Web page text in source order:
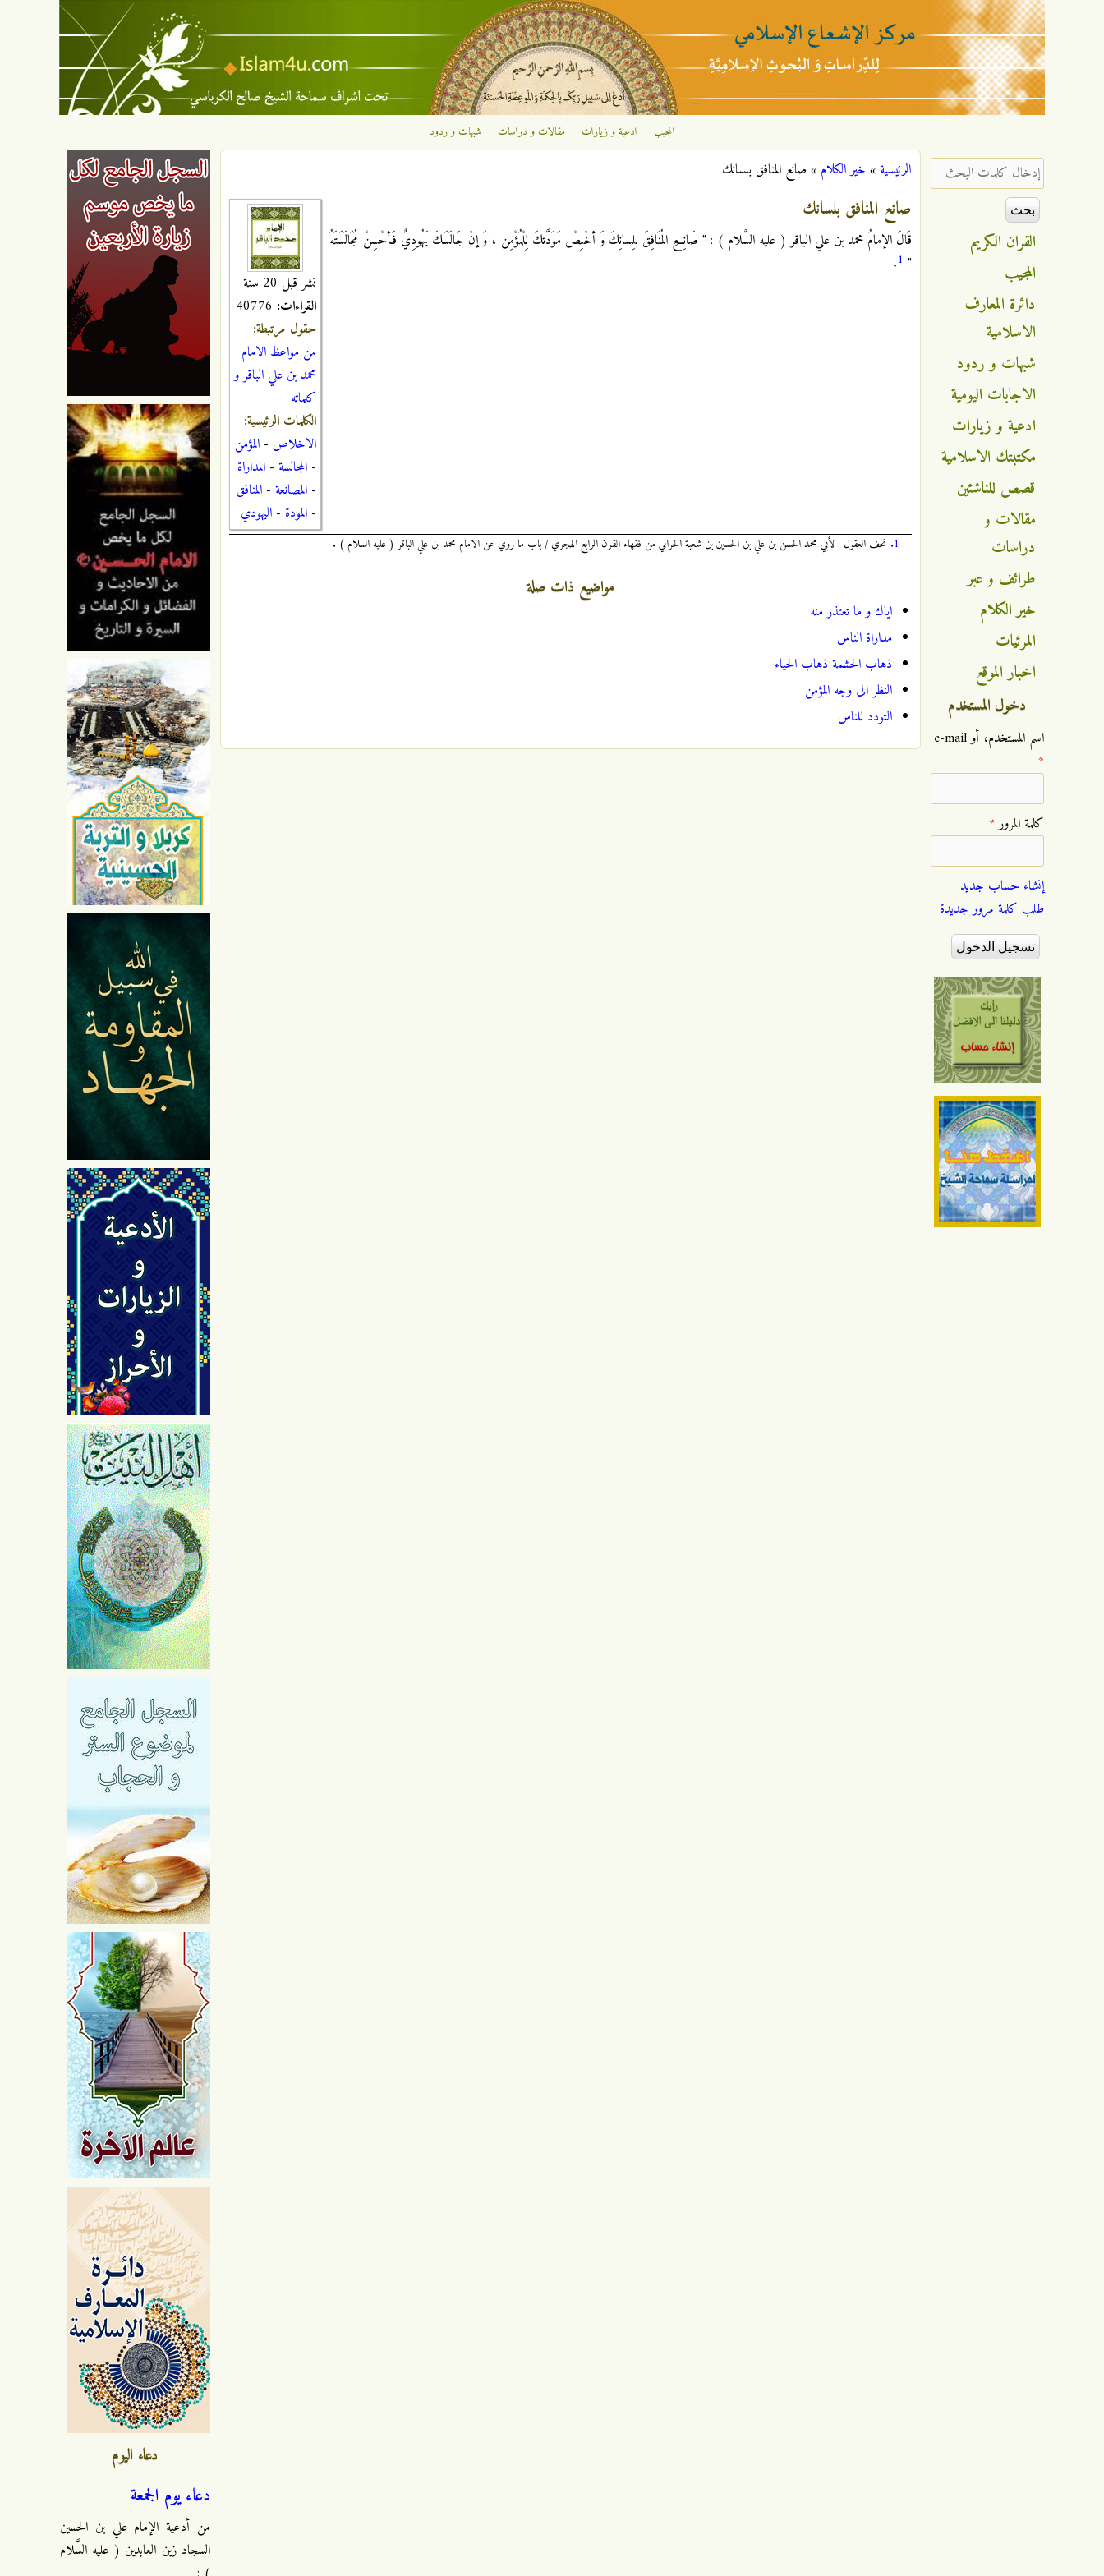
تجاوز إلى المحتوى الرئيسي
الإشعاع
الإسلامي
المجيب ادعية و زيارات مقالات و دراسات شبهات و ردود
أنت هنا
الرئيسية» خير الكلام »صانع المنافق بلسانك
نشر قبل 20 سنة
القراءات:
حقول مرتبطة:
من مواعظ الامام
محمد بن علي الباقر و
كلماته
الكلمات الرئيسية:
الاخلاص - المؤمن
- المجالسة - المداراة
- المصانعة - المنافق
- المودة - اليهودي
صانع المنافق بلسانك
قَالَ الإمامُ محمد بن علي الباقر ( عليه السَّلام ) : " صَانِعِ المُنَافِقَ بلِسانِكَ وَ أخْلِصْ مَوَدَّتكَ لِلْمُؤْمِن ، وَ إنْ جَالَسَكَ يَهُودِيٌ فَأحْسِنْ مُجَالَسَتَهُ
"
1
.
1. تحف العقول : لأبي محمد الحسن بن علي بن الحسين بن شعبة الحراني من فقهاء القرن الرابع الهجري / باب ما روي عن الامام محمد بن علي الباقر ( عليه السلام ) .
مواضيع ذات صلة
اياك و ما تعتذر منه
مداراة الناس
ذهاب الحشمة ذهاب الحياء
النظر الى وجه المؤمن
التودد للناس
دعاء اليوم
دعاء يوم الجمعة
من أدعية الإمام علي بن الحسين
السجاد زين العابدين ( عليه السَّلام
‏إدخال كلمات البحث ‏
القران الكريم
المجيب
دائرة المعارف
الاسلامية
شبهات و ردود
الاجابات اليومية
ادعية و زيارات
مكتبتك الاسلامية
قصص للناشئين
مقالات و
دراسات
طرائف و عبر
خير الكلام
المرئيات
اخبار الموقع
دخول المستخدم
‏اسم المستخدم، أو e-mail
*
‏كلمة المرور ‏*
إنشاء حساب جديد
طلب كلمة مرور جديدة